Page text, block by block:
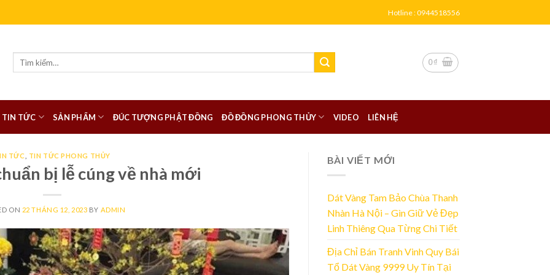
Hotline : 0944518556
0₫
TIN TỨC SẢN PHẨM ĐÚC TƯỢNG PHẬT ĐỒNG ĐỒ ĐỒNG PHONG THỦY VIDEO LIÊN HỆ
TỨC TIN TỨC PHONG THỦY
bị lễ cúng về nhà mới
ON 22 THÁNG 12, 2023 BY ADMIN
BÀI VIẾT MỚI
Dát Vàng Tam Bảo Chùa Thanh
Nhàn Hà Nội – Gìn Giữ Vẻ Đẹp
Linh Thiêng Qua Từng Chi Tiết
Địa Chỉ Bán Tranh Vinh Quy Bái
Tổ Dát Vàng 9999 Uy Tín Tại